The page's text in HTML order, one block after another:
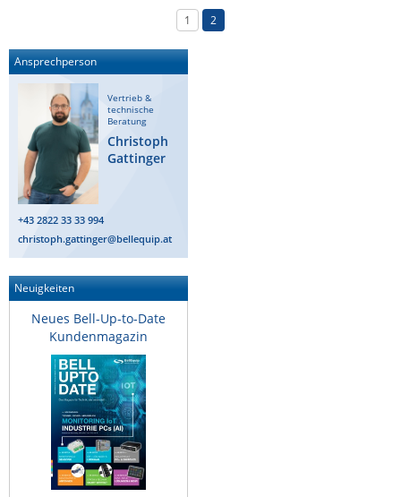
Poynting
Raritan
Riello UPS
Server Technology
Siretta
SIRIO Antenne
Sunbird
Tactical Software
TEKTELIC
Teltonika
Unwired Networks
Vision
WATTECO
Westermo
Yuasa
ZPE Systems
1 2
Ansprechperson
Vertrieb &
technische
Beratung
Christoph
Gattinger
+43 2822 33 33 994
christoph.gattinger@bellequip.at
Neuigkeiten
Neues Bell-Up-to-Date
Kundenmagazin